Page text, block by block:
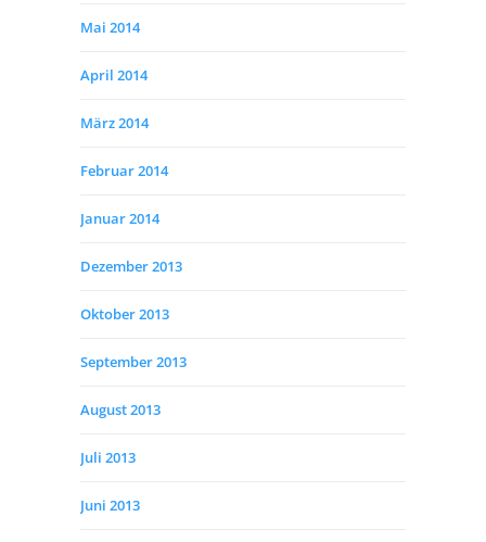
Mai 2014
April 2014
März 2014
Februar 2014
Januar 2014
Dezember 2013
Oktober 2013
September 2013
August 2013
Juli 2013
Juni 2013